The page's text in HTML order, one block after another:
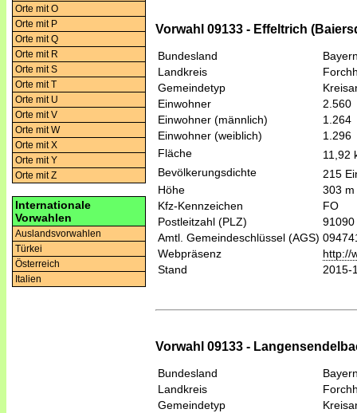
Orte mit O
Orte mit P
Orte mit Q
Orte mit R
Orte mit S
Orte mit T
Orte mit U
Orte mit V
Orte mit W
Orte mit X
Orte mit Y
Orte mit Z
Internationale
Vorwahlen
Auslandsvorwahlen
Türkei
Österreich
Italien
Vorwahl 09133 - Effeltrich
Bundesland
Landkreis
Gemeindetyp
Einwohner
2.560
Einwohner (männlich)
1.264
Einwohner (weiblich)
1.296
Fläche
11,92
Bevölkerungsdichte
215
Höhe
303 m
Kfz-Kennzeichen
FO
Postleitzahl (PLZ)
91090
Amtl. Gemeindeschlüssel (AGS)
Webpräsenz
http://
Stand
2015-
Vorwahl 09133 -
Bundesland
Landkreis
Gemeindetyp